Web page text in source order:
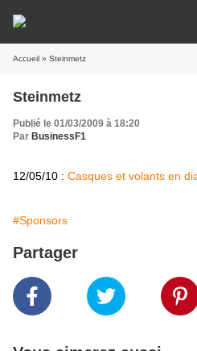
Accueil » Steinmetz
Steinmetz
Publié le 01/03/2009 à 18:20
Par BusinessF1
12/05/10 : Casques et volants en
#Sponsors
Partager